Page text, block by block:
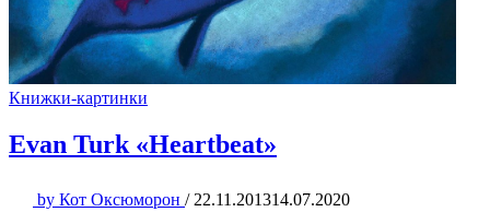
Книжки-картинки
Evan Turk «Heartbeat»
by Кот Оксюморон / 22.11.201314.07.2020